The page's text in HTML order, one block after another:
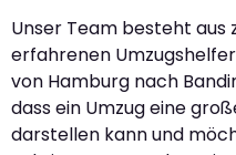
Unser Team besteht aus
erfahrenen
von Hamburg nach
dass ein Umzug eine
darstellen kann und